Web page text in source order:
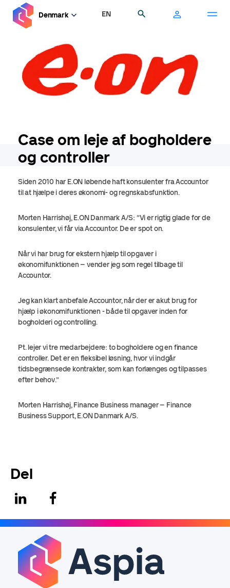
hovedindhold
Denmark EN
Case om leje af bogholdere
og controller
Siden 2010 har E.ON løbende haft konsulenter fra Accountor
til at hjælpe i deres økonomi- og regnskabsfunktion.
Morten Harrishøj, E.ON Danmark A/S: ”Vi er rigtig glade for de
konsulenter, vi får via Accountor. De er spot on.
Når vi har brug for ekstern hjælp til opgaver i
økonomifunktionen – vender jeg som regel tilbage til
Accountor.
Jeg kan klart anbefale Accountor, når der er akut brug for
hjælp i økonomifunktionen - både til opgaver inden for
bogholderi og controlling.
Pt. lejer vi tre medarbejdere: to bogholdere og en finance
controller. Det er en fleksibel løsning, hvor vi indgår
tidsbegrænsede kontrakter, som kan forlænges og tilpasses
efter behov.”
Morten Harrishøj, Finance Business manager – Finance
Business Support, E.ON Danmark A/S.
Del